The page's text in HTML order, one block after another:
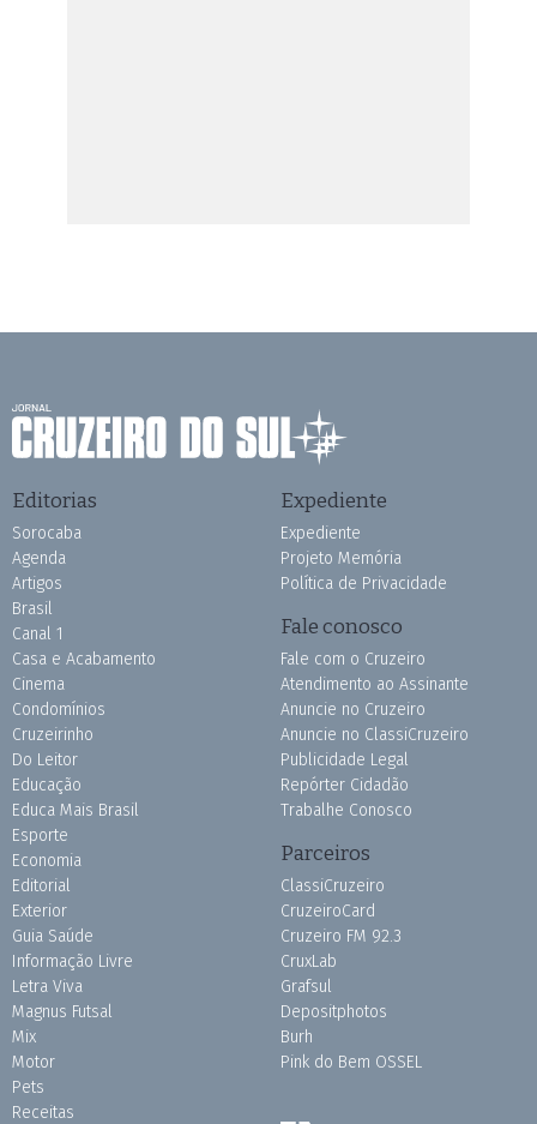
Editorias
Sorocaba
Agenda
Artigos
Brasil
Canal 1
Casa e Acabamento
Cinema
Condomínios
Cruzeirinho
Do Leitor
Educação
Educa Mais Brasil
Esporte
Economia
Editorial
Exterior
Guia Saúde
Informação Livre
Letra Viva
Magnus Futsal
Mix
Motor
Pets
Receitas
Expediente
Expediente
Projeto Memória
Política de Privacidade
Fale conosco
Fale com o Cruzeiro
Atendimento ao Assinante
Anuncie no Cruzeiro
Anuncie no ClassiCruzeiro
Publicidade Legal
Repórter Cidadão
Trabalhe Conosco
Parceiros
ClassiCruzeiro
CruzeiroCard
Cruzeiro FM 92.3
CruxLab
Grafsul
Depositphotos
Burh
Pink do Bem OSSEL